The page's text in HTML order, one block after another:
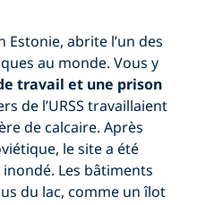
abrite l’un des
au monde. Vous y
travail et une prison
de l’URSS travaillaient
de calcaire. Après
le site a été
Les bâtiments
du lac, comme un îlot